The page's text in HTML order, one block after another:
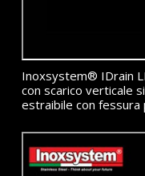
Inoxsystem® IDrain
con scarico verticale
estraibile con